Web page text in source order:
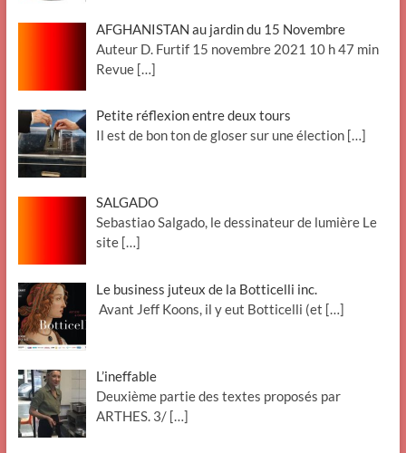
AFGHANISTAN au jardin du 15 Novembre
Auteur D. Furtif 15 novembre 2021 10 h 47 min
Revue […]
Petite réflexion entre deux tours
Il est de bon ton de gloser sur une élection […]
SALGADO
Sebastiao Salgado, le dessinateur de lumière Le
site […]
Le business juteux de la Botticelli inc.
Avant Jeff Koons, il y eut Botticelli (et […]
L’ineffable
Deuxième partie des textes proposés par
ARTHES. 3/ […]